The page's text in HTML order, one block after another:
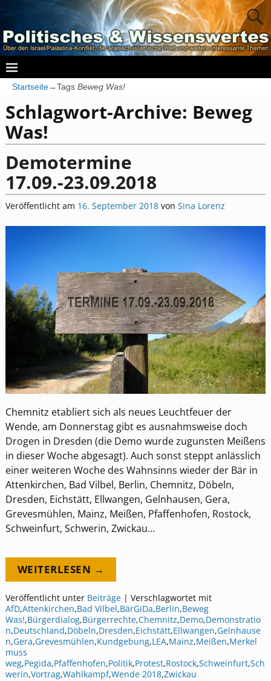
Startseite→Tags Beweg Was!
Schlagwort-Archive: Beweg
Was!
Demotermine
17.09.-23.09.2018
Veröffentlicht am 16. September 2018 von Sina Lorenz
Chemnitz etabliert sich als neues Leuchtfeuer der
Wende, am Donnerstag gibt es ausnahmsweise doch
Drogen in Dresden (die Demo wurde zugunsten Meißens
in dieser Woche abgesagt). Auch sonst steppt anlässlich
einer weiteren Woche des Wahnsinns wieder der Bär in
Attenkirchen, Bad Vilbel, Berlin, Chemnitz, Döbeln,
Dresden, Eichstätt, Ellwangen, Gelnhausen, Gera,
Grevesmühlen, Mainz, Meißen, Pfaffenhofen, Rostock,
Schweinfurt, Schwerin, Zwickau…
WEITERLESEN →
Veröffentlicht unter Beiträge| Verschlagwortet mit
AfD,Attenkirchen,Bad Vilbel,BärGiDa,Berlin,Beweg
Was!,Bürgerdialog,Bürgerrechte,Chemnitz,Demo,Demonstratio
n,Deutschland,Döbeln,Dresden,Eichstätt,Ellwangen,Gelnhause
n,Gera,Grevesmühlen,Kundgebung,LEA,Mainz,Meißen,Merkel
muss
weg,Pegida,Pfaffenhofen,Politik,Protest,Rostock,Schweinfurt,Sch
werin,Vortrag,Wahlkampf,Wende 2018,Zwickau